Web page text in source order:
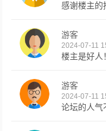
感谢楼主的
游客
2024-07-11
楼主是好人
游客
2024-07-11
论坛的人气